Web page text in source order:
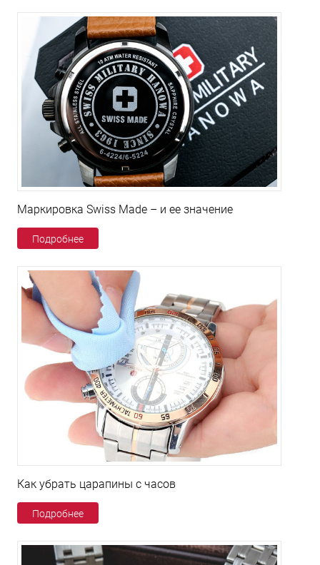
Маркировка Swiss Made – и ее значение
Подробнее
Как убрать царапины с часов
Подробнее